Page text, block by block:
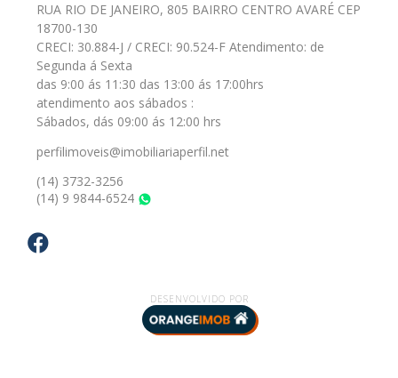
RUA RIO DE JANEIRO, 805 BAIRRO CENTRO AVARÉ CEP
18700-130
CRECI: 30.884-J / CRECI: 90.524-F Atendimento: de
Segunda á Sexta
das 9:00 ás 11:30 das 13:00 ás 17:00hrs
atendimento aos sábados :
Sábados, dás 09:00 ás 12:00 hrs
perfilimoveis@imobiliariaperfil.net
(14) 3732-3256
(14) 9 9844-6524
DESENVOLVIDO POR